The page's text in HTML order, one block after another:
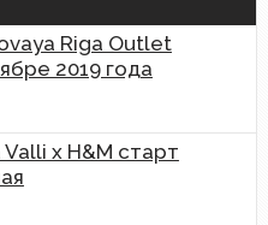
Riga Outlet
2019 года
x H&M старт